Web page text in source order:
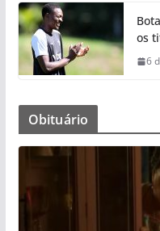
os
6
Obituário